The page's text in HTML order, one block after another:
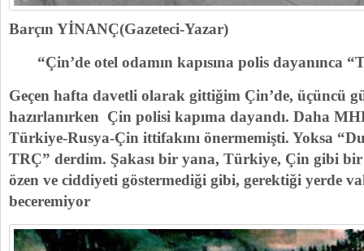
Barçın YİNANÇ(Gazeteci-Yazar)
“Çin’de otel odamın kapısına polis dayanınca
Geçen hafta davetli olarak gittiğim Çin’de, üçüncü
hazırlanırken Çin polisi kapıma dayandı. Daha
Türkiye-Rusya-Çin ittifakını önermemişti. Yoksa
TRÇ” derdim. Şakası bir yana, Türkiye, Çin gibi
özen ve ciddiyeti göstermediği gibi, gerektiği yerde
beceremiyor